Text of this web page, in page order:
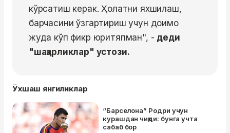
кўрсатиш керак. Ҳолатни яхшилаш,
барчасини ўзгартириш учун доимо
жуда кўп фикр юритяпман", - деди
"шаҳарликлар" устози.
Ўхшаш янгиликлар
“Барселона” Родри учун
курашдан чиқди: бунга учта
сабаб бор